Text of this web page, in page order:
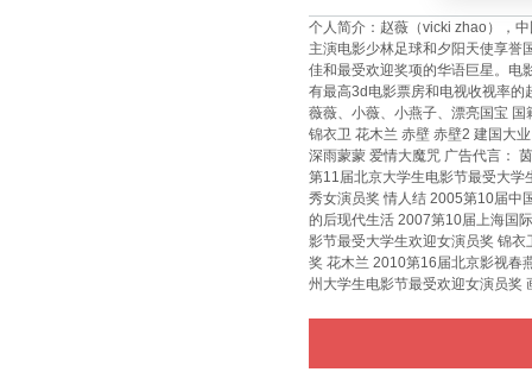
个人简介：赵薇（vicki zhao），
主演电影少林足球和夕阳天使享誉
佳和最受欢迎奖项的华语巨星。电
有最高3d电影票房和电视收视率
薇薇、小薇、小燕子、漂亮国宝
锦衣卫 花木兰 赤壁 赤壁2 建国大
深雨蒙蒙 爱情大魔咒 广告代言：
第11届北京大学生电影节最受大
秀女演员奖 情人结 2005第10届中
的后现代生活 2007第10届上海国
影节最受大学生欢迎女演员奖 锦
奖 花木兰 2010第16届北京影视春
州大学生电影节最受欢迎女演员